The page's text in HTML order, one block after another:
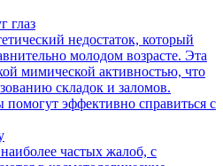
глаз
недостаток, который
молодом возрасте. Эта
мимической активностью, что
складок и заломов.
помогут эффективно справиться с
частых жалоб, с